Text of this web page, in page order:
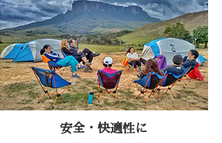
安全・快適性に
ピードボートにクッション性の椅子を設
したり、ハンモックやテント・椅子など
清潔で快適な製品にこだわっています。
た、現地でお客様に、オンリーワン特製
日本語の地図をお渡しするなど、快適で
安全な旅をお手伝いいたします。